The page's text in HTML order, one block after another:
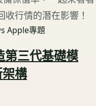
行情的潛在影響！
Apple專題
三代基礎模
構